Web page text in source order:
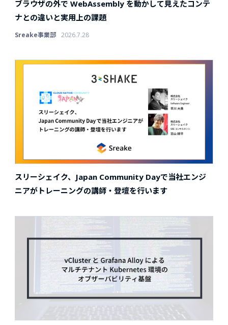
ブラウザの外で WebAssembly を動かして見えたコンテ
ナとの違いと実用上の課題
Sreake事業部 2026.7.28
スリーシェイク、Japan Community Dayで当社エンジ
ニアがトレーニングの講師・登壇を行います